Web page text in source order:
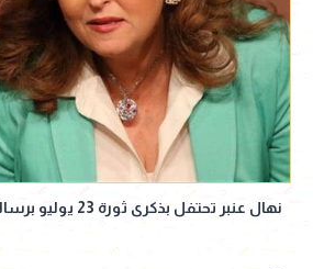
نهال عنبر تحتفل بذكرى ثورة 23 يوليو برسالة وطنية